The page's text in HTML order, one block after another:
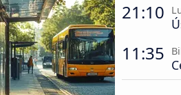
21:10
11:35